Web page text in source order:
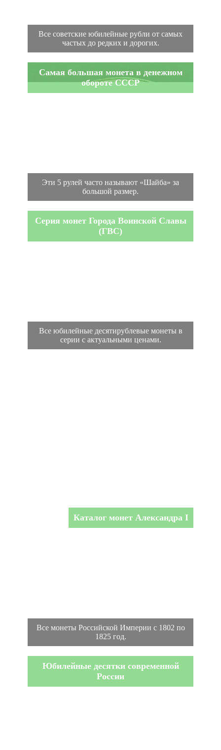
Все советские юбилейные рубли от самых
частых до редких и дорогих.
Самая большая монета в денежном
обороте СССР
Эти 5 рулей часто называют «Шайба» за
большой размер.
Серия монет Города Воинской Славы
(ГВС)
Все юбилейные десятирублевые монеты в
серии с актуальными ценами.
Каталог монет Александра I
Все монеты Российской Империи с 1802 по
1825 год.
Юбилейные десятки современной
России